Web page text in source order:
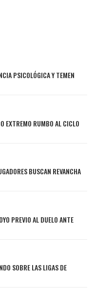
PSICOLÓGICA Y TEMEN
EXTREMO RUMBO AL CICLO
BUSCAN REVANCHA
PREVIO AL DUELO ANTE
SOBRE LAS LIGAS DE